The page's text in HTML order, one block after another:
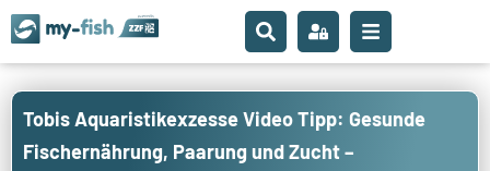
Tobis Aquaristikexzesse Video Tipp: Gesunde
Fischernährung, Paarung und Zucht –